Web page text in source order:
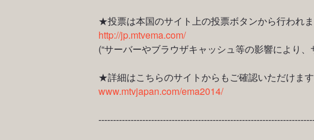
★投票は本国のサイト上の投票ボタンから行われま
http://jp.mtvema.com/
(“サーバーやブラウザキャッシュ等の影響により
★詳細はこちらのサイトからもご確認いただけます
www.mtvjapan.com/ema2014/